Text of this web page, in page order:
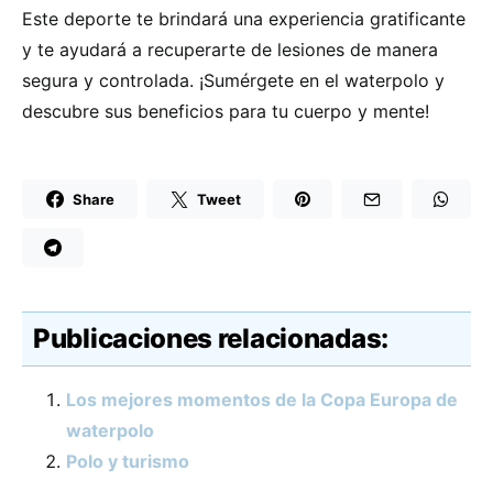
Este deporte te brindará una experiencia gratificante
y te ayudará a recuperarte de lesiones de manera
segura y controlada. ¡Sumérgete en el waterpolo y
descubre sus beneficios para tu cuerpo y mente!
Share Tweet
Publicaciones relacionadas:
Los mejores momentos de la Copa Europa de
waterpolo
Polo y turismo